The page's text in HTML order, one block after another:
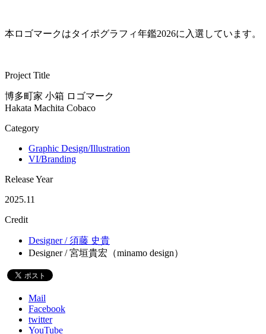
本ロゴマークはタイポグラフィ年鑑2026に入選しています。
Project Title
博多町家 小箱 ロゴマーク
Hakata Machita Cobaco
Category
Graphic Design/Illustration
VI/Branding
Release Year
2025.11
Credit
Designer / 須藤 史貴
Designer / 宮垣貴宏（minamo design）
Mail
Facebook
twitter
YouTube